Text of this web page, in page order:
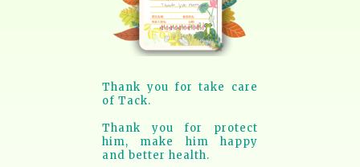
Thank you for take care
of Tack.
Thank you for protect
him, make him happy
and better health.